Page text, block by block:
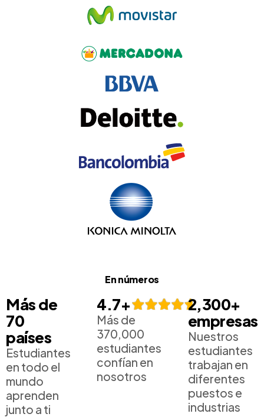
En números
Más de
70
países
Estudiantes
en todo el
mundo
aprenden
junto a ti
4.7+
Más de
370,000
estudiantes
confían en
nosotros
2,300+
empresas
Nuestros
estudiantes
trabajan en
diferentes
puestos e
industrias